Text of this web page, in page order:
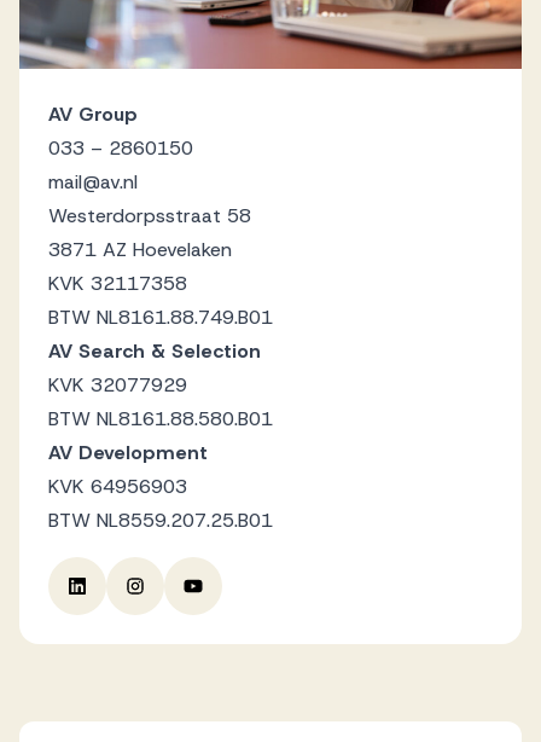
AV Group
033 – 2860150
mail@av.nl
Westerdorpsstraat 58
3871 AZ Hoevelaken
KVK 32117358
BTW NL8161.88.749.B01
AV Search & Selection
KVK 32077929
BTW NL8161.88.580.B01
AV Development
KVK 64956903
BTW NL8559.207.25.B01